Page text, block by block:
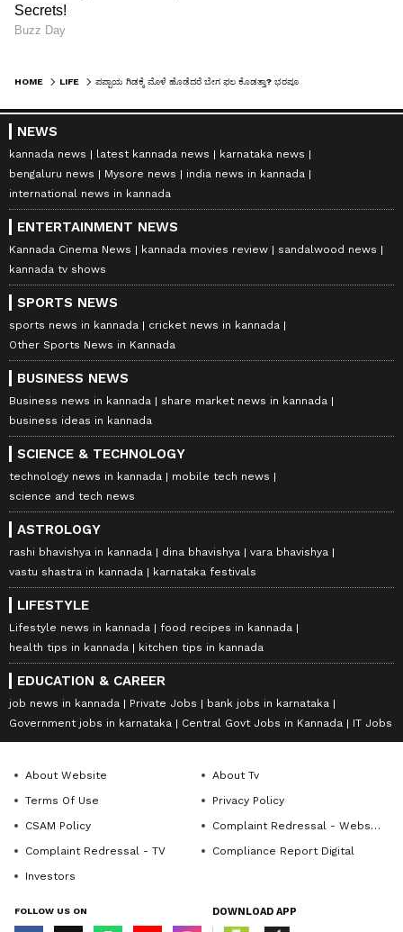
HOME LIFE
NEWS
kannada news latest kannada news
karnataka news
bengaluru news
Mysore news
india news in kannada
international news in kannada
ENTERTAINMENT NEWS
Kannada Cinema News kannada movies review
sandalwood news
kannada tv shows
SPORTS NEWS
sports news in kannada
cricket news in kannada
Other Sports News in Kannada
BUSINESS NEWS
Business news in kannada
share market news in kannada
business ideas in kannada
SCIENCE & TECHNOLOGY
technology news in kannada
mobile tech news
science and tech news
ASTROLOGY
rashi bhavishya in kannada dina bhavishya
vara bhavishya
vastu shastra in kannada
karnataka festivals
LIFESTYLE
Lifestyle news in kannada
food recipes in kannada
health tips in kannada
kitchen tips in kannada
EDUCATION & CAREER
job news in kannada Private Jobs
bank jobs in karnataka
Government jobs in karnataka
Central Govt Jobs in Kannada IT Jobs
About Website
About Tv
Terms Of Use
Privacy Policy
CSAM Policy
Complaint Redressal - Website
Complaint Redressal - TV
Compliance Report Digital
Investors
FOLLOW US ON DOWNLOAD APP